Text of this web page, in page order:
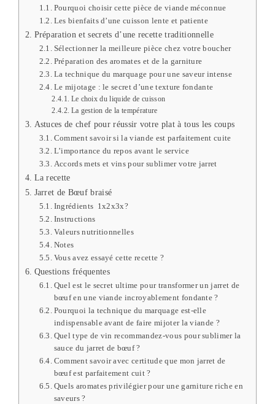
Pourquoi choisir cette pièce de viande méconnue
Les bienfaits d’une cuisson lente et patiente
Préparation et secrets d’une recette traditionnelle
Sélectionner la meilleure pièce chez votre boucher
Préparation des aromates et de la garniture
La technique du marquage pour une saveur intense
Le mijotage : le secret d’une texture fondante
Le choix du liquide de cuisson
La gestion de la température
Astuces de chef pour réussir votre plat à tous les coups
Comment savoir si la viande est parfaitement cuite
L’importance du repos avant le service
Accords mets et vins pour sublimer votre jarret
La recette
Jarret de Bœuf braisé
Ingrédients 1x2x3x?
Instructions
Valeurs nutritionnelles
Notes
Vous avez essayé cette recette ?
Questions fréquentes
Quel est le secret ultime pour transformer un jarret de
bœuf en une viande incroyablement fondante ?
Pourquoi la technique du marquage est-elle
indispensable avant de faire mijoter la viande ?
Quel type de vin recommandez-vous pour sublimer la
sauce du jarret de bœuf ?
Comment savoir avec certitude que mon jarret de
bœuf est parfaitement cuit ?
Quels aromates privilégier pour une garniture riche en
saveurs ?